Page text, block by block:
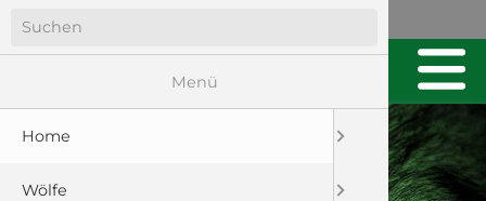
Menü
Home
Wölfe